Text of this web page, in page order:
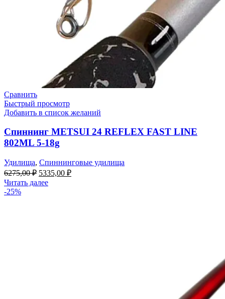
Сравнить
Быстрый просмотр
Добавить в список желаний
Спиннинг METSUI 24 REFLEX FAST LINE
802ML 5-18g
Удилища, Спиннинговые удилища
6275,00₽ 5335,00 ₽
Читать далее
-25%